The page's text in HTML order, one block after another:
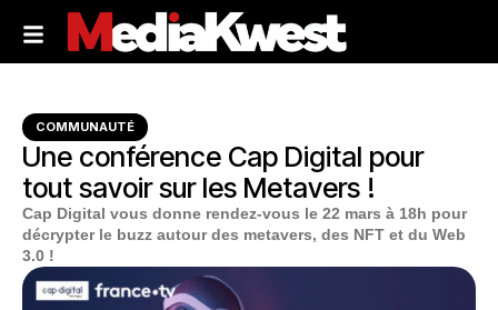
COMMUNAUTÉ
Une conférence Cap Digital pour
tout savoir sur les Metavers !
Cap Digital vous donne rendez-vous le 22 mars à 18h pour
décrypter le buzz autour des metavers, des NFT et du Web
3.0 !